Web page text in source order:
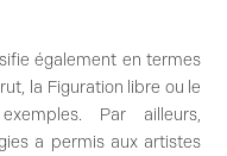
également en termes
la Figuration libre ou le
Par ailleurs,
a permis aux artistes